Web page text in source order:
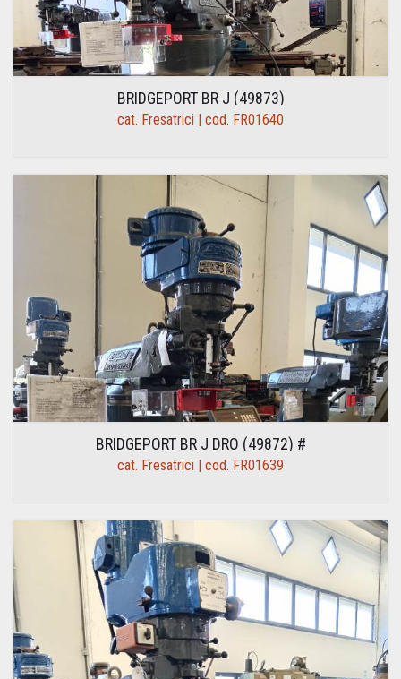
BRIDGEPORT BR J (49873)
cat. Fresatrici | cod. FR01640
BRIDGEPORT BR J DRO (49872) #
cat. Fresatrici | cod. FR01639